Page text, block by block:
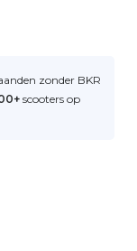
zonder BKR
scooters op